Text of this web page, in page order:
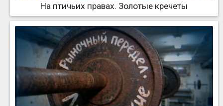
На птичьих правах. Золотые кречеты